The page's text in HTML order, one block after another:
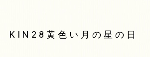
KIN28黄色い月の星の日